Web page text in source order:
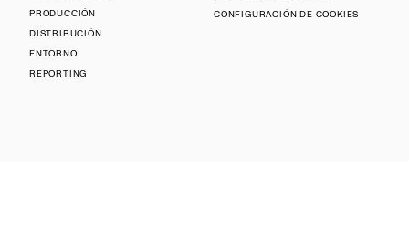
PRODUCCIÓN
DISTRIBUCIÓN
ENTORNO
REPORTING
CONFIGURACIÓN DE COOKIES